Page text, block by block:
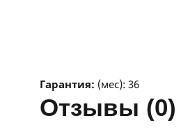
Гарантия: (мес): 36
отзывы (0)